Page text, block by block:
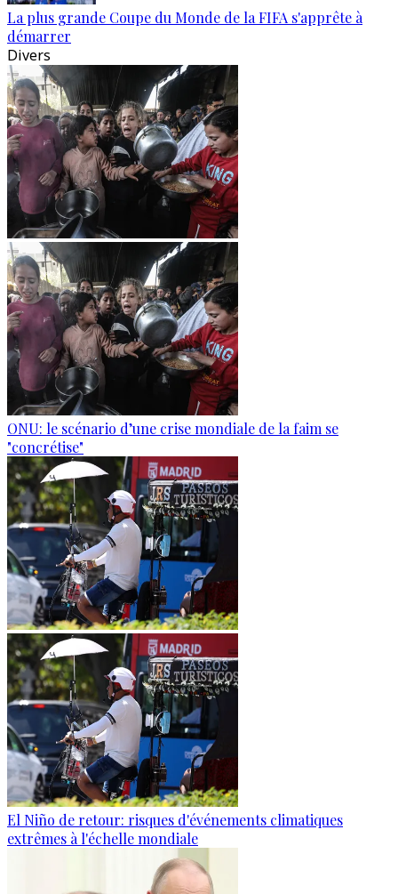
La plus grande Coupe du Monde de la FIFA s'apprête à
démarrer
Divers
ONU: le scénario d’une crise mondiale de la faim se
"concrétise"
El Niño de retour: risques d'événements climatiques
extrêmes à l'échelle mondiale